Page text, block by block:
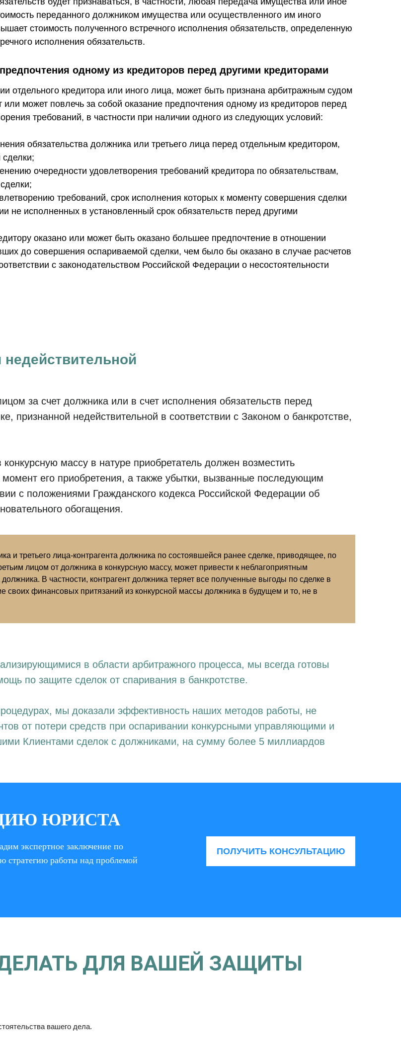
переданного должником имущества или осуществленного им иного
стоимость полученного встречного исполнения обязательств, определенную
исполнения обязательств.
одному из кредиторов перед другими кредиторами
отдельного кредитора или иного лица, может быть признана арбитражным судом
или может повлечь за собой оказание предпочтения одному из кредиторов перед
требований, в частности при наличии одного из следующих условий:
обязательства должника или третьего лица перед отдельным кредитором,
очередности удовлетворения требований кредитора по обязательствам,
требований, срок исполнения которых к моменту совершения сделки
не исполненных в установленный срок обязательств перед другими
оказано или может быть оказано большее предпочтение в отношении
до совершения оспариваемой сделки, чем было бы оказано в случае расчетов
с законодательством Российской Федерации о несостоятельности
за счет должника или в счет исполнения обязательств перед
признанной недействительной в соответствии с Законом о банкротстве,
массу в натуре приобретатель должен возместить
его приобретения, а также убытки, вызванные последующим
с положениями Гражданского кодекса Российской Федерации об
обогащения.
и третьего лица-контрагента должника по состоявшейся ранее сделке, приводящее, по
лицом от должника в конкурсную массу, может привести к неблагоприятным
должника. В частности, контрагент должника теряет все полученные выгоды по сделке в
своих финансовых притязаний из конкурсной массы должника в будущем и то, не в
в области арбитражного процесса, мы всегда готовы
по защите сделок от спаривания в банкротстве.
мы доказали эффективность наших методов работы, не
от потери средств при оспаривании конкурсными управляющими и
Клиентами сделок с должниками, на сумму более 5 миллиардов
ЮРИСТА
экспертное заключение по
стратегию работы над проблемой
ПОЛУЧИТЬ КОНСУЛЬТАЦИЮ
ДЛЯ ВАШЕЙ ЗАЩИТЫ
вашего дела.